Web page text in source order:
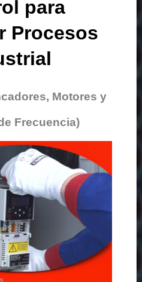
para
Procesos
Motores y
Frecuencia)